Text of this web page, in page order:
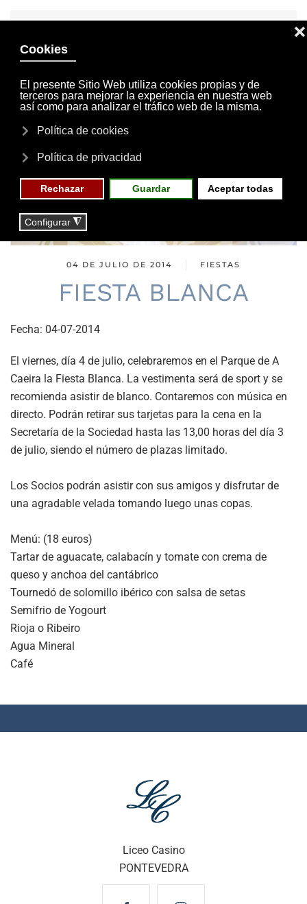
INVITACIONES
MI CUENTA
04 DE JULIO DE 2014 FIESTAS
FIESTA BLANCA
Fecha: 04-07-2014
El viernes, día 4 de julio, celebraremos en el Parque de A
Caeira la Fiesta Blanca. La vestimenta será de sport y se
recomienda asistir de blanco. Contaremos con música en
directo. Podrán retirar sus tarjetas para la cena en la
Secretaría de la Sociedad hasta las 13,00 horas del día 3
de julio, siendo el número de plazas limitado.
Los Socios podrán asistir con sus amigos y disfrutar de
una agradable velada tomando luego unas copas.
Menú: (18 euros)
Tartar de aguacate, calabacín y tomate con crema de
queso y anchoa del cantábrico
Tournedó de solomillo ibérico con salsa de setas
Semifrio de Yogourt
Rioja o Ribeiro
Agua Mineral
Café
Liceo Casino
PONTEVEDRA